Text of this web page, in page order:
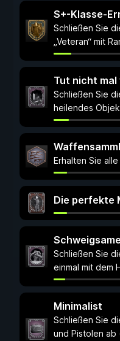
S+-Klasse-
Schließen Sie
„Veteran“ mit
Tut nicht mal
Schließen Sie
heilendes
Erhalten Sie
Die perfekte
Schließen Sie
einmal mit dem
Minimalist
Schließen Sie
und Pistolen ab